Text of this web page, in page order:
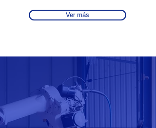
Ver más